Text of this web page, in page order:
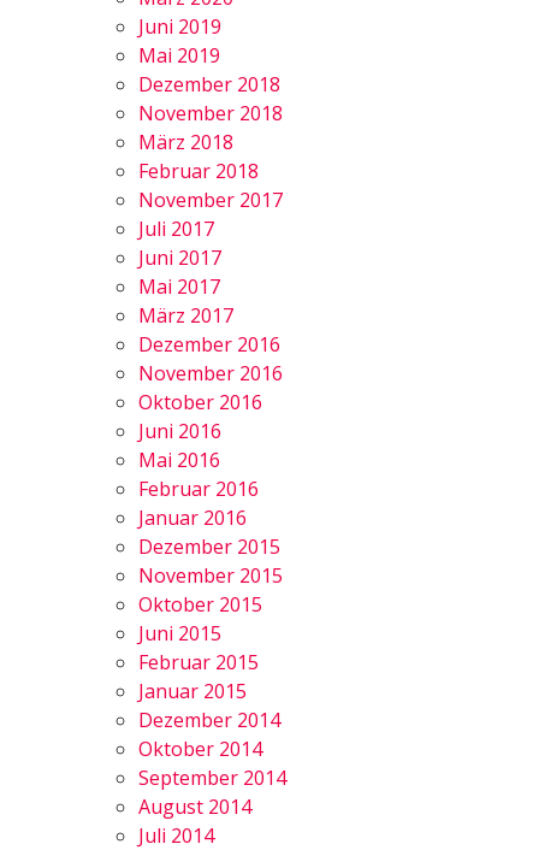
Juni 2019
Mai 2019
Dezember 2018
November 2018
März 2018
Februar 2018
November 2017
Juli 2017
Juni 2017
Mai 2017
März 2017
Dezember 2016
November 2016
Oktober 2016
Juni 2016
Mai 2016
Februar 2016
Januar 2016
Dezember 2015
November 2015
Oktober 2015
Juni 2015
Februar 2015
Januar 2015
Dezember 2014
Oktober 2014
September 2014
August 2014
Juli 2014